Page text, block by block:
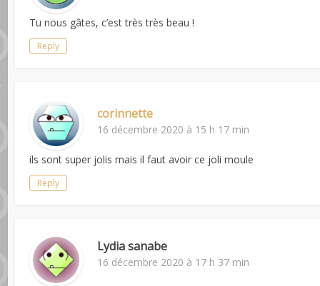
Tu nous gâtes, c’est très très beau !
Reply
corinnette
16 décembre 2020 à 15 h 17 min
ils sont super jolis mais il faut avoir ce joli moule
Reply
Lydia sanabe
16 décembre 2020 à 17 h 37 min